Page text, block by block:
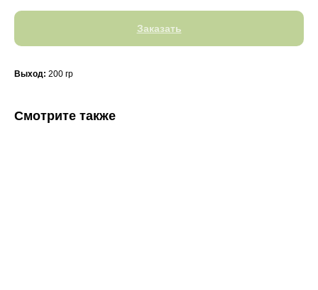
Заказать
Выход: 200 гр
Смотрите также